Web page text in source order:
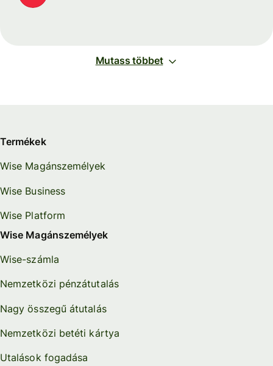
Mutass többet
Termékek
Wise Magánszemélyek
Wise Business
Wise Platform
Wise Magánszemélyek
Wise-számla
Nemzetközi pénzátutalás
Nagy összegű átutalás
Nemzetközi betéti kártya
Utalások fogadása